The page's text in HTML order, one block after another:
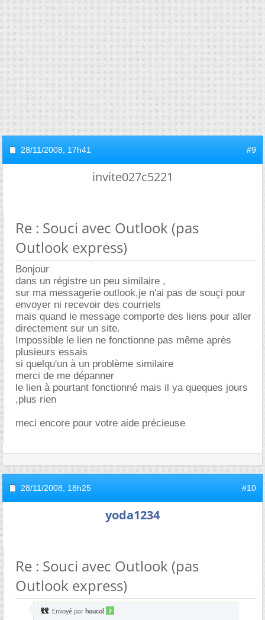
28/11/2008, 17h41 #9
invite027c5221
Re : Souci avec Outlook (pas
Outlook express)
Bonjour
dans un régistre un peu similaire ,
sur ma messagerie outlook,je n'ai pas de souçi pour
envoyer ni recevoir des courriels
mais quand le message comporte des liens pour aller
directement sur un site.
Impossible le lien ne fonctionne pas même après
plusieurs essais
si quelqu'un à un problème similaire
merci de me dépanner
le lien à pourtant fonctionné mais il ya queques jours
,plus rien
meci encore pour votre aide précieuse
28/11/2008, 18h25 #10
yoda1234
Re : Souci avec Outlook (pas
Outlook express)
Envoyé par houcol